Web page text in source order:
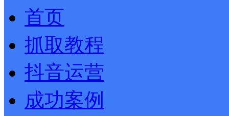
首页
抓取教程
抖音运营
成功案例